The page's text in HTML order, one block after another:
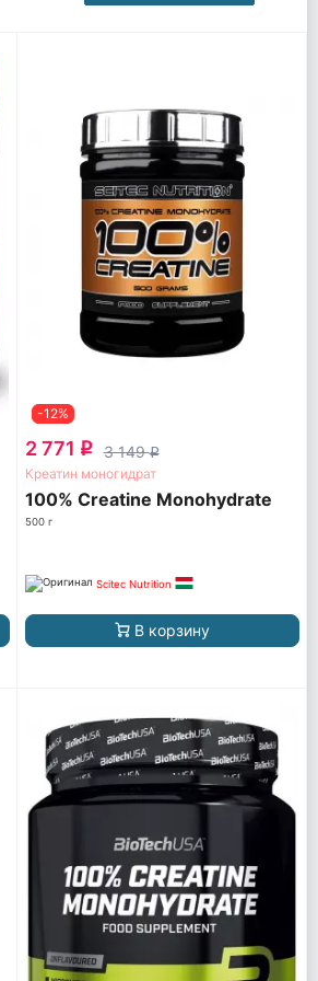
-12%
2 771 q 3 149q
Креатин моногидрат
100% Creatine Monohydrate
500 г
Scitec Nutrition
В корзину